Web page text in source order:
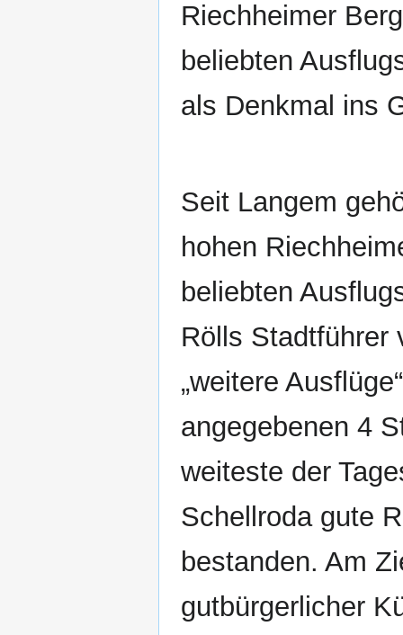
Riechheimer
beliebten
als Denkmal ins
Seit Langem
hohen
beliebten
Rölls Stadtführer
„weitere
angegebenen 4
weiteste der
Schellroda gute
bestanden. Am
gutbürgerlicher